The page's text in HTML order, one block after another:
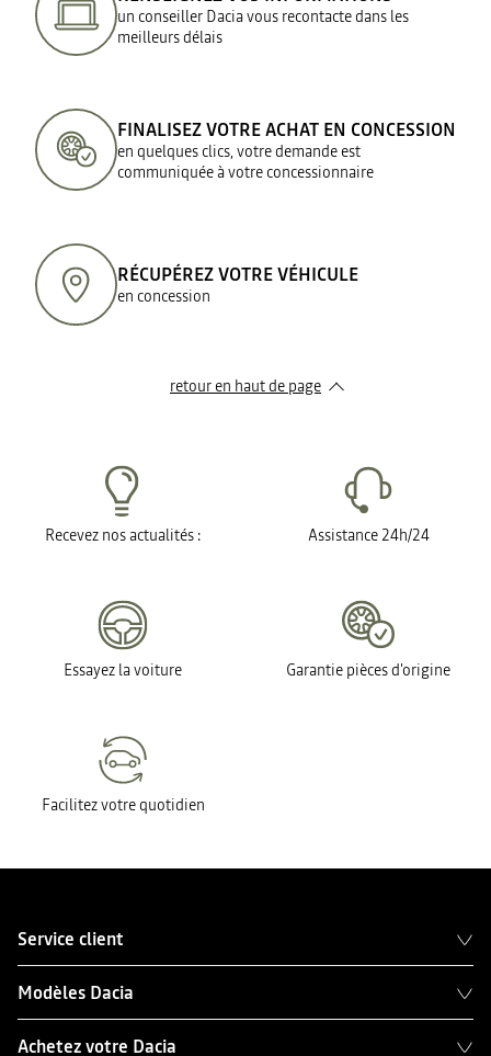
un conseiller Dacia vous recontacte dans les
meilleurs délais
FINALISEZ VOTRE ACHAT EN CONCESSION
en quelques clics, votre demande est
communiquée à votre concessionnaire
RÉCUPÉREZ VOTRE VÉHICULE
en concession
retour en haut de page​
Recevez nos actualités : Assistance 24h/24
Essayez la voiture Garantie pièces d'origine
Facilitez votre quotidien
Service client
Modèles Dacia
Achetez votre Dacia